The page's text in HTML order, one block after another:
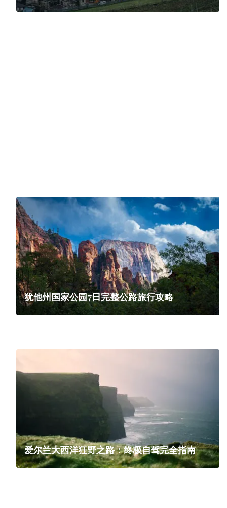
犹他州国家公园7日完整公路旅行攻略
爱尔兰大西洋狂野之路：终极自驾完全指南